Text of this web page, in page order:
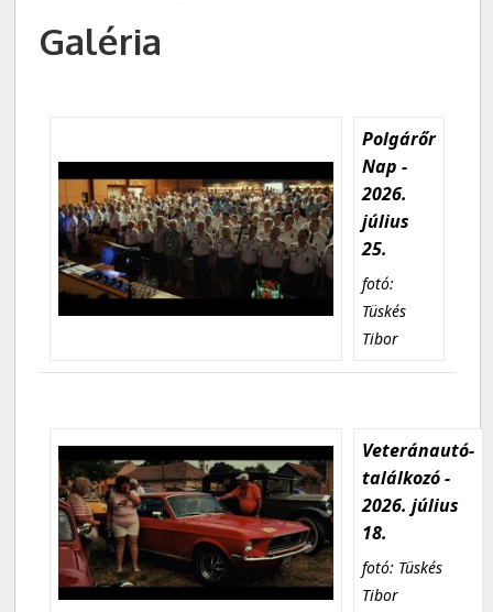
Galéria
Polgárőr
Nap -
2026.
július
25.
fotó:
Tüskés
Tibor
Veteránautó-
találkozó -
2026. július
18.
fotó: Tüskés
Tibor